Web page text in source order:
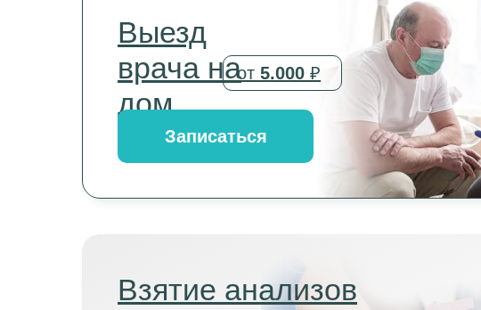
Выезд
врача на
дом
Записаться
от 5.000 ₽
Взятие анализов